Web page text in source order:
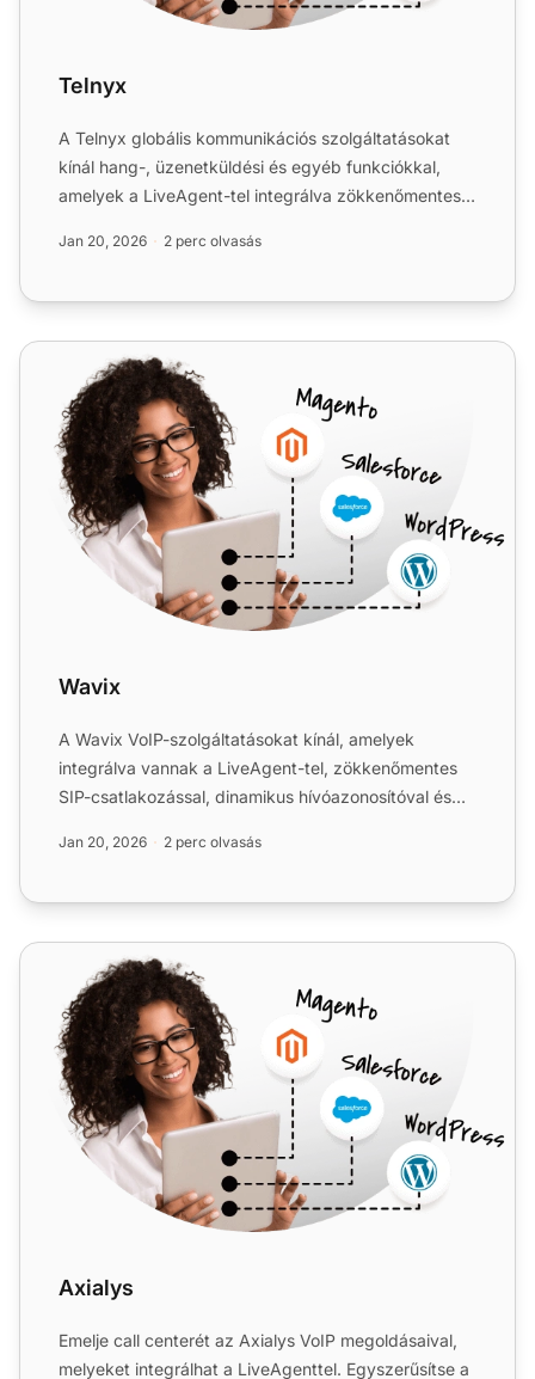
Telnyx
A Telnyx globális kommunikációs szolgáltatásokat
kínál hang-, üzenetküldési és egyéb funkciókkal,
amelyek a LiveAgent-tel integrálva zökkenőmentes
Jan 20, 2026 2 perc olvasás
Wavix
Wavix
A Wavix VoIP-szolgáltatásokat kínál, amelyek
integrálva vannak a LiveAgent-tel, zökkenőmentes
SIP-csatlakozással, dinamikus hívóazonosítóval és
Jan 20, 2026 2 perc olvasás
Axialys
Axialys
Emelje call centerét az Axialys VoIP megoldásaival,
melyeket integrálhat a LiveAgenttel. Egyszerűsítse a